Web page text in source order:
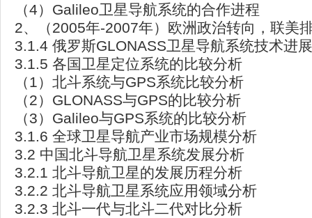
（4）Galileo卫星导航系统的合作进程
2、（2005年-2007年）欧洲政治转向，联美
3.1.4 俄罗斯GLONASS卫星导航系统技术进展
3.1.5 各国卫星定位系统的比较分析
（1）北斗系统与GPS系统比较分析
（2）GLONASS与GPS的比较分析
（3）Galileo与GPS系统的比较分析
3.1.6 全球卫星导航产业市场规模分析
3.2 中国北斗导航卫星系统发展分析
3.2.1 北斗导航卫星的发展历程分析
3.2.2 北斗导航卫星系统应用领域分析
3.2.3 北斗一代与北斗二代对比分析